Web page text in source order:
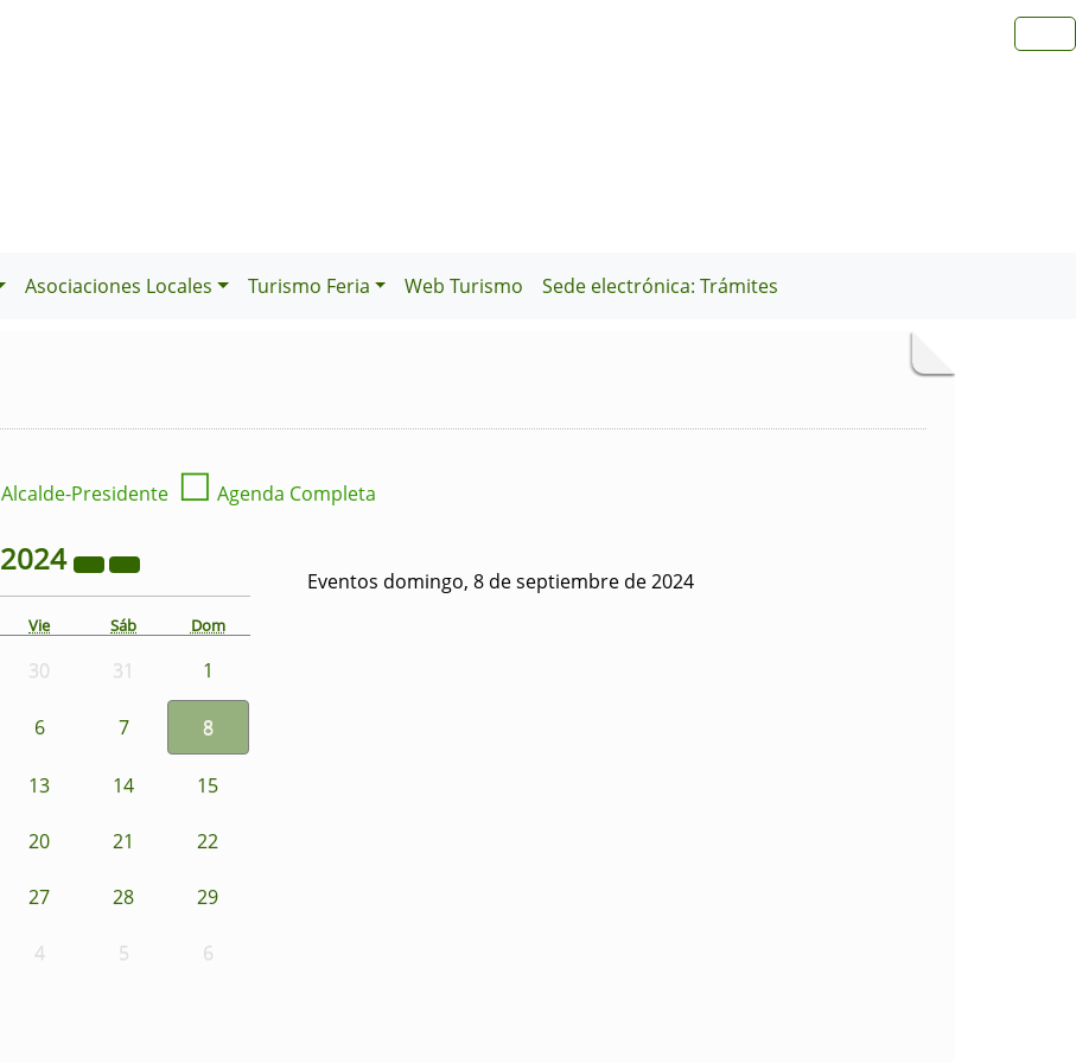
Asociaciones Locales Turismo Feria Web Turismo Sede electrónica: Trámites
Alcalde-Presidente ☐ Agenda Completa
2024
Vie Sáb Dom
30 31 1
6 7 8
13 14 15
20 21 22
27 28 29
4 5 6
Eventos domingo, 8 de septiembre de 2024